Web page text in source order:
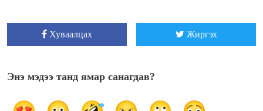
Хуваалцах Жиргэх
Энэ мэдээ танд ямар санагдав?